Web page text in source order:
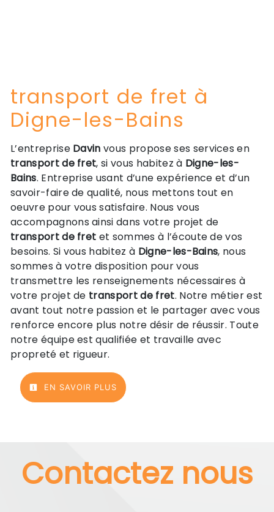
transport de fret à
Digne-les-Bains
L’entreprise Davin vous propose ses services en
transport de fret, si vous habitez à Digne-les-
Bains. Entreprise usant d’une expérience et d’un
savoir-faire de qualité, nous mettons tout en
oeuvre pour vous satisfaire. Nous vous
accompagnons ainsi dans votre projet de
transport de fret et sommes à l’écoute de vos
besoins. Si vous habitez à Digne-les-Bains, nous
sommes à votre disposition pour vous
transmettre les renseignements nécessaires à
votre projet de transport de fret. Notre métier est
avant tout notre passion et le partager avec vous
renforce encore plus notre désir de réussir. Toute
notre équipe est qualifiée et travaille avec
propreté et rigueur.
EN SAVOIR PLUS
Contactez nous